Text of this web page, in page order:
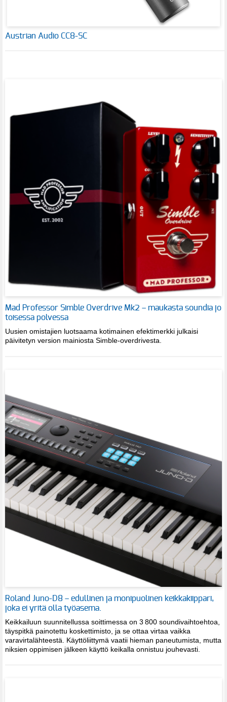
Austrian Audio CC8-SC
Mad Professor Simble Overdrive Mk2 – maukasta soundia jo
toisessa polvessa
Uusien omistajien luotsaama kotimainen efektimerkki julkaisi
päivitetyn version mainiosta Simble-overdrivesta.
Roland Juno-D8 – edullinen ja monipuolinen keikkakiippari,
joka ei yritä olla työasema.
Keikkailuun suunnitellussa soittimessa on 3 800 soundivaihtoehtoa,
täyspitkä painotettu koskettimisto, ja se ottaa virtaa vaikka
varavirtalähteestä. Käyttöliittymä vaatii hieman paneutumista, mutta
niksien oppimisen jälkeen käyttö keikalla onnistuu jouhevasti.